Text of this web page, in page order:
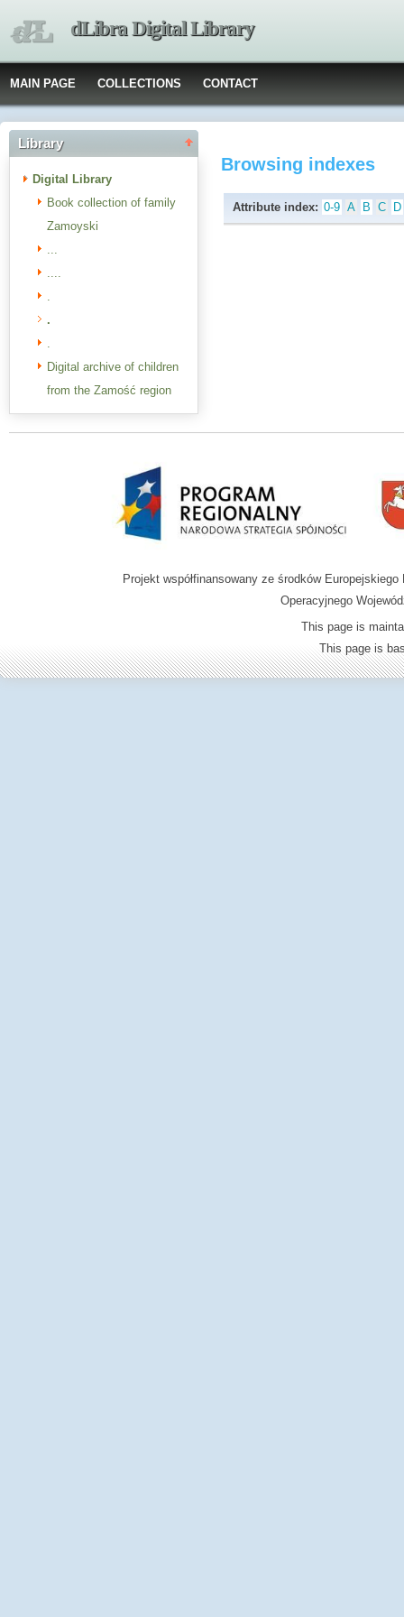
dLibra Digital Library
MAIN PAGE COLLECTIONS CONTACT
Library
Digital Library
Book collection of family
Zamoyski
...
....
.
.
.
Digital archive of children
from the Zamość region
Browsing indexes
Attribute index: 0-9 A B C D
Projekt współfinansowany ze środków
Operacyjnego
This page is
This page is